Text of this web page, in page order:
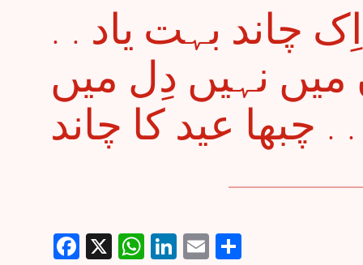
. . چاند کو دیکھ کے اِک چاند بہت یاد
میں نہیں دِل میں
چاند . . .
Facebook
X WhatsApp
LinkedIn
EmailShare